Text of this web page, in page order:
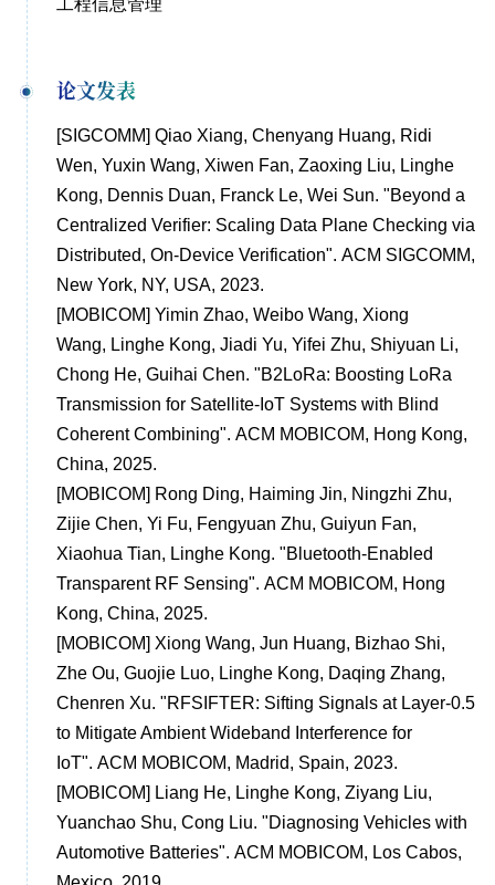
工程信息管理
论文发表
[SIGCOMM] Qiao Xiang, Chenyang Huang, Ridi
Wen, Yuxin Wang, Xiwen Fan, Zaoxing Liu, Linghe
Kong, Dennis Duan, Franck Le, Wei Sun. "Beyond a
Centralized Verifier: Scaling Data Plane Checking via
Distributed, On-Device Verification". ACM SIGCOMM,
New York, NY, USA, 2023.
[MOBICOM] Yimin Zhao, Weibo Wang, Xiong
Wang, Linghe Kong, Jiadi Yu, Yifei Zhu, Shiyuan Li,
Chong He, Guihai Chen. "B2LoRa: Boosting LoRa
Transmission for Satellite-IoT Systems with Blind
Coherent Combining". ACM MOBICOM, Hong Kong,
China, 2025.
[MOBICOM] Rong Ding, Haiming Jin, Ningzhi Zhu,
Zijie Chen, Yi Fu, Fengyuan Zhu, Guiyun Fan,
Xiaohua Tian, Linghe Kong. "Bluetooth-Enabled
Transparent RF Sensing". ACM MOBICOM, Hong
Kong, China, 2025.
[MOBICOM] Xiong Wang, Jun Huang, Bizhao Shi,
Zhe Ou, Guojie Luo, Linghe Kong, Daqing Zhang,
Chenren Xu. "RFSIFTER: Sifting Signals at Layer-0.5
to Mitigate Ambient Wideband Interference for
IoT". ACM MOBICOM, Madrid, Spain, 2023.
[MOBICOM] Liang He, Linghe Kong, Ziyang Liu,
Yuanchao Shu, Cong Liu. "Diagnosing Vehicles with
Automotive Batteries". ACM MOBICOM, Los Cabos,